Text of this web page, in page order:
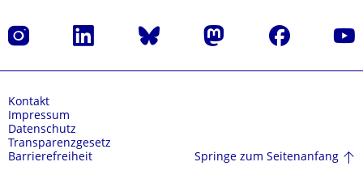
Instagram LinkedIn Bluesky Mastodon Facebook
Kontakt
Impressum
Datenschutz
Transparenzgesetz
Barrierefreiheit
Springe zum Seitenanfang